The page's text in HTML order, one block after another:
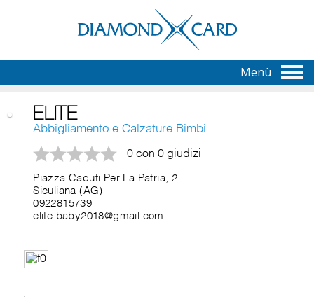
Menù
ELITE
Abbigliamento e Calzature Bimbi
0 con 0 giudizi
Piazza Caduti Per La Patria, 2
Siculiana (AG)
0922815739
elite.baby2018@gmail.com